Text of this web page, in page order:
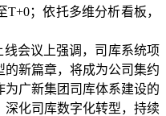
；依托多维分析看板，
会议上强调，司库系统项
的新篇章，将成为公司集约
广新集团司库体系建设的
化司库数字化转型，持续